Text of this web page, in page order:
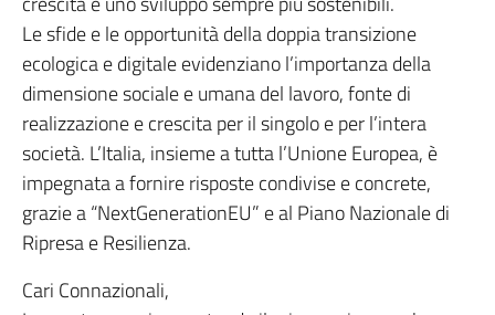
Le sfide e le opportunità della doppia transizione
ecologica e digitale evidenziano l’importanza della
dimensione sociale e umana del lavoro, fonte di
realizzazione e crescita per il singolo e per l’intera
società. L’Italia, insieme a tutta l’Unione Europea, è
impegnata a fornire risposte condivise e concrete,
grazie a “NextGenerationEU” e al Piano Nazionale di
Ripresa e Resilienza.
Cari Connazionali,